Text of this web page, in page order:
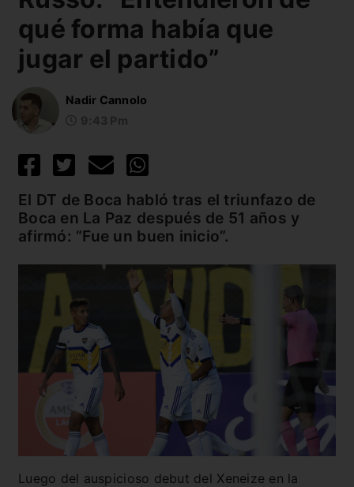
qué forma había que
jugar el partido”
Nadir Cannolo
El DT de Boca habló tras el triunfazo de
Boca en La Paz después de 51 años y
afirmó: “Fue un buen inicio”.
Luego del auspicioso debut del Xeneize en la